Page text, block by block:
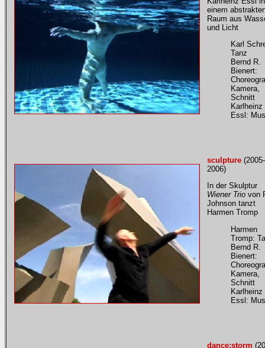
einem
Raum aus
und Licht
Karl
Tanz
Bernd R.
Bienert:
Kamera,
Schnitt
Karlheinz
Essl:
sculpture (2005-
2006)
In der Skulptur
Wiener Trio von
Johnson tanzt
Harmen Tromp
Harmen
Tromp:
Bernd R.
Bienert:
Kamera,
Schnitt
Karlheinz
Essl:
dance:storm